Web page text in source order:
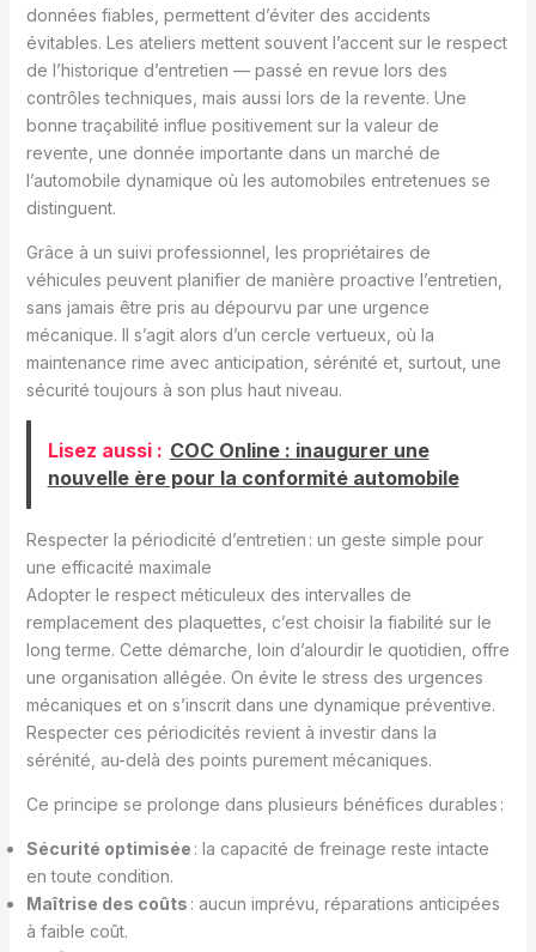
données fiables, permettent d’éviter des accidents
évitables. Les ateliers mettent souvent l’accent sur le respect
de l’historique d’entretien — passé en revue lors des
contrôles techniques, mais aussi lors de la revente. Une
bonne traçabilité influe positivement sur la valeur de
revente, une donnée importante dans un marché de
l’automobile dynamique où les automobiles entretenues se
distinguent.
Grâce à un suivi professionnel, les propriétaires de
véhicules peuvent planifier de manière proactive l’entretien,
sans jamais être pris au dépourvu par une urgence
mécanique. Il s’agit alors d’un cercle vertueux, où la
maintenance rime avec anticipation, sérénité et, surtout, une
sécurité toujours à son plus haut niveau.
Lisez aussi : COC Online : inaugurer une
nouvelle ère pour la conformité automobile
Respecter la périodicité d’entretien : un geste simple pour
une efficacité maximale
Adopter le respect méticuleux des intervalles de
remplacement des plaquettes, c’est choisir la fiabilité sur le
long terme. Cette démarche, loin d’alourdir le quotidien, offre
une organisation allégée. On évite le stress des urgences
mécaniques et on s’inscrit dans une dynamique préventive.
Respecter ces périodicités revient à investir dans la
sérénité, au-delà des points purement mécaniques.
Ce principe se prolonge dans plusieurs bénéfices durables :
Sécurité optimisée : la capacité de freinage reste intacte
en toute condition.
Maîtrise des coûts : aucun imprévu, réparations anticipées
à faible coût.